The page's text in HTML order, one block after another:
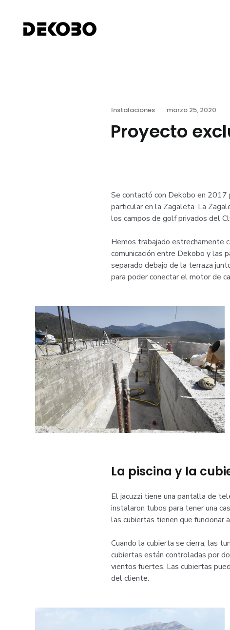
content
DEKOBO
Categories
Instalaciones
Posted
marzo 25, 2020
Proyecto
Se contactó con Dekobo en 2017
particular en la Zagaleta. La
los campos de golf privados del
Hemos trabajado estrechamente
comunicación entre Dekobo y las
separado debajo de la terraza
para poder conectar el motor de
La piscina y la
El jacuzzi tiene una pantalla de
instalaron tubos para tener una
las cubiertas tienen que funcionar
Cuando la cubierta se cierra, las
cubiertas están controladas por
vientos fuertes. Las cubiertas
del cliente.